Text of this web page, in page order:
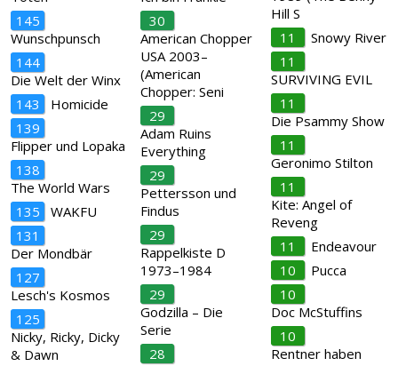
145
Wunschpunsch
144
Die Welt der Winx
143
Homicide
139
Flipper und Lopaka
138
The World Wars
135
WAKFU
131
Der Mondbär
127
Lesch's Kosmos
125
Nicky, Ricky, Dicky
& Dawn
30
American Chopper
USA 2003–
(American
Chopper: Seni
29
Adam Ruins
Everything
29
Pettersson und
Findus
29
Rappelkiste D
1973–1984
29
Godzilla – Die
Serie
28
Hill S
11
Snowy River
11
SURVIVING EVIL
11
Die Psammy Show
11
Geronimo Stilton
11
Kite: Angel of
Reveng
11
Endeavour
10
Pucca
10
Doc McStuffins
10
Rentner haben